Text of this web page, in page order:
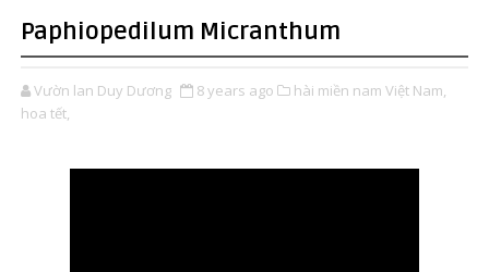
Paphiopedilum Micranthum
Vườn lan Duy Dương 8 years ago
hài miền nam Việt Nam,
hoa tết,